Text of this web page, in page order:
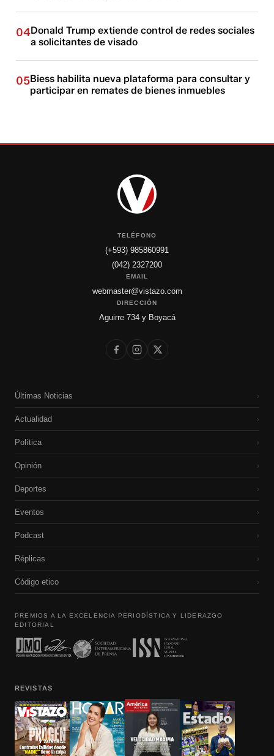
04Donald Trump extiende control de redes sociales
a solicitantes de visado
05Biess habilita nueva plataforma para consultar y
participar en remates de bienes inmuebles
TELÉFONO
(+593) 985860991
(042) 2327200
EMAIL
webmaster@vistazo.com
DIRECCIÓN
Aguirre 734 y Boyacá
Últimas Noticias ›
Actualidad ›
Política ›
Opinión ›
Deportes ›
Eventos ›
Podcast ›
Réplicas ›
Código etico ›
PREMIOS A LA EXCELENCIA PERIODÍSTICA Y LIDERAZGO
EDITORIAL
REVISTAS